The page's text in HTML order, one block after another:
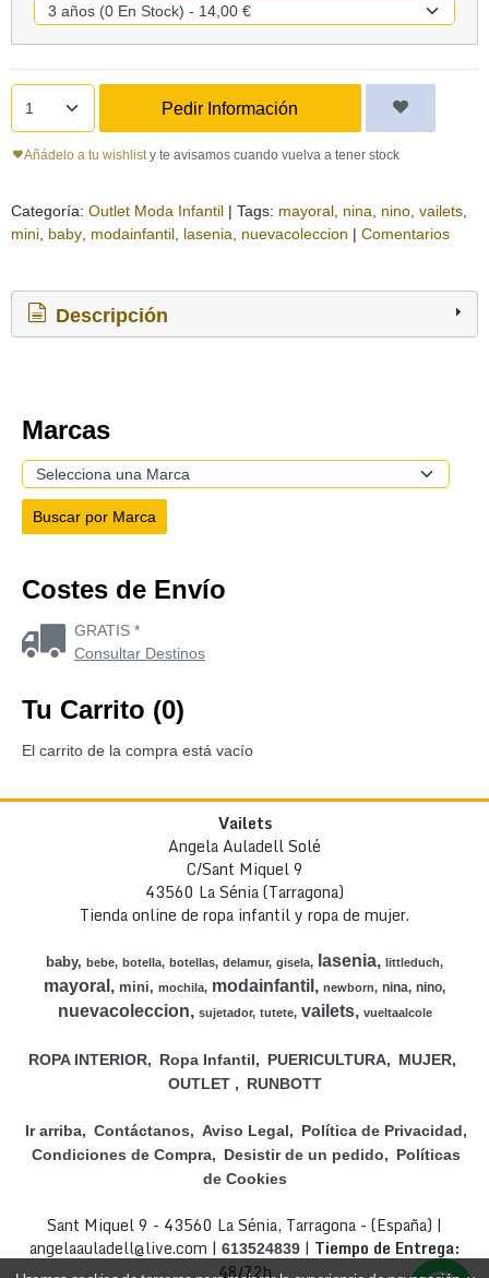
Pedir Información
Añádelo a tu wishlist y te avisamos cuando vuelva a tener stock
Categoría: Outlet Moda Infantil | Tags: mayoral nina nino vailets
mini baby modainfantil lasenia nuevacoleccion | Comentarios
Descripción
Marcas
Costes de Envío
GRATIS *
Consultar Destinos
Tu Carrito (0)
El carrito de la compra está vacío
Vailets
Angela Auladell Solé
C/Sant Miquel 9
43560 La Sénia (Tarragona)
Tienda online de ropa infantil y ropa de mujer.
baby bebe botella botellas delamur gisela lasenia littleduch
mayoral mini mochila modainfantil newborn nina nino
nuevacoleccion sujetador tutete vailets vueltaalcole
ROPA INTERIOR Ropa Infantil PUERICULTURA
MUJER
OUTLET
RUNBOTT
Ir arriba Contáctanos Aviso Legal
Política de Privacidad
Condiciones de Compra
Desistir de un pedido
Políticas
de Cookies
Sant Miquel 9 - 43560 La Sénia, Tarragona - (España) |
angelaauladell@live.com | 613524839 | Tiempo de Entrega:
48/72h